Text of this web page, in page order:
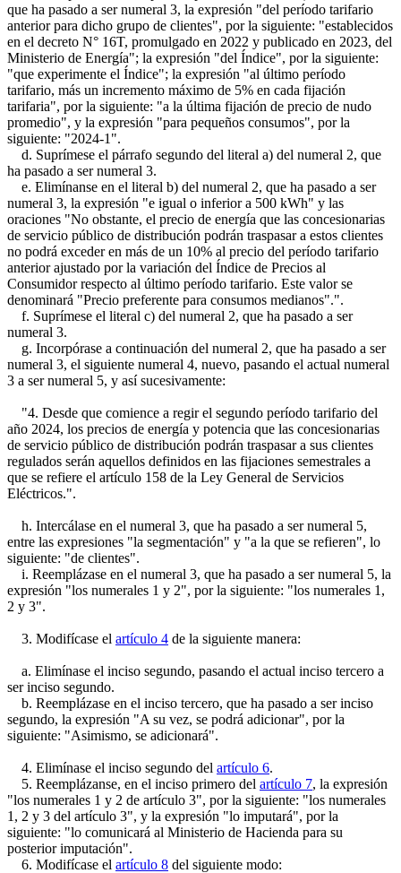
que ha pasado a ser numeral 3, la expresión "del período tarifario
anterior para dicho grupo de clientes", por la siguiente: "establecidos
en el decreto N° 16T, promulgado en 2022 y publicado en 2023, del
Ministerio de Energía"; la expresión "del Índice", por la siguiente:
"que experimente el Índice"; la expresión "al último período
tarifario, más un incremento máximo de 5% en cada fijación
tarifaria", por la siguiente: "a la última fijación de precio de nudo
promedio", y la expresión "para pequeños consumos", por la
siguiente: "2024-1".
d. Suprímese el párrafo segundo del literal a) del numeral 2, que
ha pasado a ser numeral 3.
e. Elimínanse en el literal b) del numeral 2, que ha pasado a ser
numeral 3, la expresión "e igual o inferior a 500 kWh" y las
oraciones "No obstante, el precio de energía que las concesionarias
de servicio público de distribución podrán traspasar a estos clientes
no podrá exceder en más de un 10% al precio del período tarifario
anterior ajustado por la variación del Índice de Precios al
Consumidor respecto al último período tarifario. Este valor se
denominará "Precio preferente para consumos medianos".".
f. Suprímese el literal c) del numeral 2, que ha pasado a ser
numeral 3.
g. Incorpórase a continuación del numeral 2, que ha pasado a ser
numeral 3, el siguiente numeral 4, nuevo, pasando el actual numeral
3 a ser numeral 5, y así sucesivamente:
"4. Desde que comience a regir el segundo período tarifario del
año 2024, los precios de energía y potencia que las concesionarias
de servicio público de distribución podrán traspasar a sus clientes
regulados serán aquellos definidos en las fijaciones semestrales a
que se refiere el artículo 158 de la Ley General de Servicios
Eléctricos.".
h. Intercálase en el numeral 3, que ha pasado a ser numeral 5,
entre las expresiones "la segmentación" y "a la que se refieren", lo
siguiente: "de clientes".
i. Reemplázase en el numeral 3, que ha pasado a ser numeral 5, la
expresión "los numerales 1 y 2", por la siguiente: "los numerales 1,
2 y 3".
3. Modifícase el artículo 4 de la siguiente manera:
a. Elimínase el inciso segundo, pasando el actual inciso tercero a
ser inciso segundo.
b. Reemplázase en el inciso tercero, que ha pasado a ser inciso
segundo, la expresión "A su vez, se podrá adicionar", por la
siguiente: "Asimismo, se adicionará".
4. Elimínase el inciso segundo del artículo 6.
5. Reemplázanse, en el inciso primero del artículo 7, la expresión
"los numerales 1 y 2 de artículo 3", por la siguiente: "los numerales
1, 2 y 3 del artículo 3", y la expresión "lo imputará", por la
siguiente: "lo comunicará al Ministerio de Hacienda para su
posterior imputación".
6. Modifícase el artículo 8 del siguiente modo: